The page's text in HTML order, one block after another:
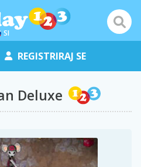
SI
REGISTRIRAJ SE
Deluxe